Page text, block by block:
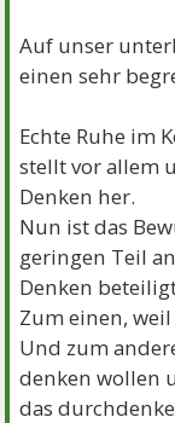
Auf unser
einen sehr
Echte Ruhe im
stellt vor allem
Denken her.
Nun ist das
geringen Teil
Denken
Zum einen,
Und zum
denken wollen
das